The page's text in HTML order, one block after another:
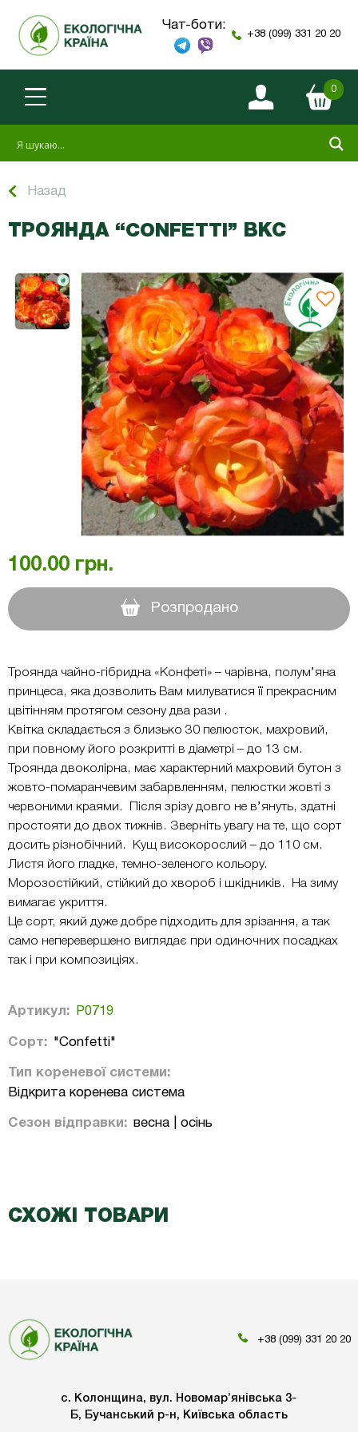
Чат-боти:
+38 (099) 331 20 20
0
Назад
ТРОЯНДА “CONFETTI” ВКС
100.00 грн.
Розпродано
Троянда чайно-гібридна «Конфеті» – чарівна, полум’яна
принцеса, яка дозволить Вам милуватися її прекрасним
цвітінням протягом сезону два рази .
Квітка складається з близько 30 пелюсток, махровий,
при повному його розкритті в діаметрі – до 13 см.
Троянда двоколірна, має характерний махровий бутон з
жовто-помаранчевим забарвленням, пелюстки жовті з
червоними краями. Після зрізу довго не в’януть, здатні
простояти до двох тижнів. Зверніть увагу на те, що сорт
досить різнобічний. Кущ високорослий – до 110 см.
Листя його гладке, темно-зеленого кольору.
Морозостійкий, стійкий до хвороб і шкідників. На зиму
вимагає укриття.
Це сорт, який дуже добре підходить для зрізання, а так
само неперевершено виглядає при одиночних посадках
так і при композиціях.
Артикул: Р0719
Сорт: "Confetti"
Тип кореневої системи:
Відкрита коренева система
Сезон відправки: весна | осінь
СХОЖІ ТОВАРИ
+38 (099) 331 20 20
с. Колонщина, вул. Новомар’янівська 3-
Б, Бучанський р-н, Київська область